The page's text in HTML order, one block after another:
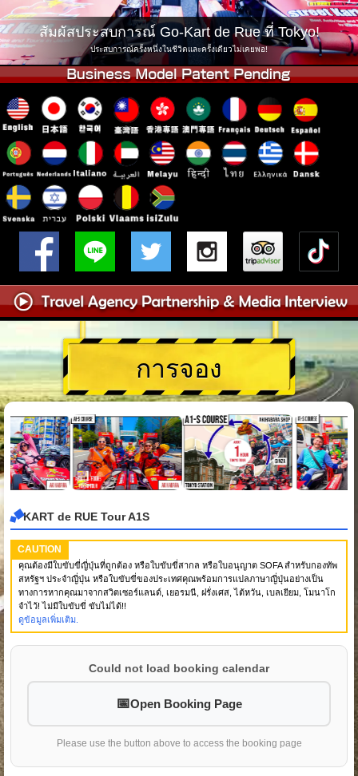
Tokyo Shibuya Annex Tokyo Bay
Tokyo Asakusa Osaka
Okinawa
สัมผัสประสบการณ์ Go-Kart de Rue ที่ Tokyo!
ประสบการณ์ครั้งหนึ่งในชีวิตและครั้งเดียวไม่เคยพอ!
การจอง
KART de RUE Tour A1S
CAUTION
คุณต้องมีใบขับขี่ญี่ปุ่นที่ถูกต้อง หรือใบขับขี่สากล หรือใบอนุญาต SOFA สำหรับกองทัพ
สหรัฐฯ ประจำญี่ปุ่น หรือใบขับขี่ของประเทศคุณพร้อมการแปลภาษาญี่ปุ่นอย่างเป็น
ทางการหากคุณมาจากสวิตเซอร์แลนด์, เยอรมนี, ฝรั่งเศส, ไต้หวัน, เบลเยียม, โมนาโก
จำไว้! ไม่มีใบขับขี่ ขับไม่ได้!!
ดูข้อมูลเพิ่มเติม.
Could not load booking calendar
Open Booking Page
Please use the button above to access the booking page